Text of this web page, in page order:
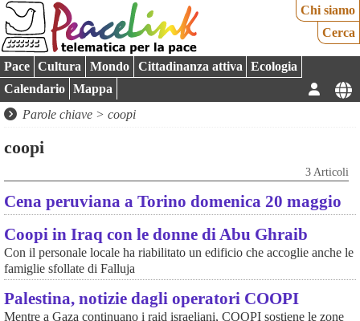
Chi siamo
Cerca
Pace Cultura Mondo Cittadinanza attiva
Ecologia
Calendario
Mappa
Parole chiave > coopi
coopi
3 Articoli
Cena peruviana a Torino domenica 20 maggio
Coopi in Iraq con le donne di Abu Ghraib
Con il personale locale ha riabilitato un edificio che accoglie anche le
famiglie sfollate di Falluja
Palestina, notizie dagli operatori COOPI
Mentre a Gaza continuano i raid israeliani, COOPI sostiene le zone